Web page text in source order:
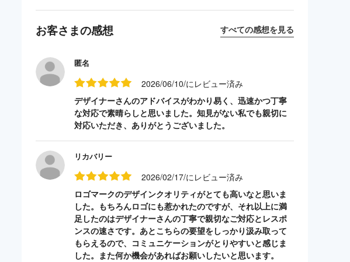
お客さまの感想 すべての感想を見る
匿名
2026/06/10/にレビュー済み
デザイナーさんのアドバイスがわかり易く、迅速かつ丁寧
な対応で素晴らしと思いました。知見がない私でも親切に
対応いただき、ありがとうございました。
リカバリー
2026/02/17/にレビュー済み
ロゴマークのデザインクオリティがとても高いなと思いま
した。もちろんロゴにも惹かれたのですが、それ以上に満
足したのはデザイナーさんの丁寧で親切なご対応とレスポ
ンスの速さです。あとこちらの要望をしっかり汲み取って
もらえるので、コミュニケーションがとりやすいと感じま
した。また何か機会があればお願いしたいと思います。